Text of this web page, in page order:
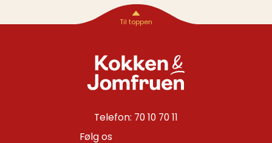
Telefon: 70 10 70 11
Følg os